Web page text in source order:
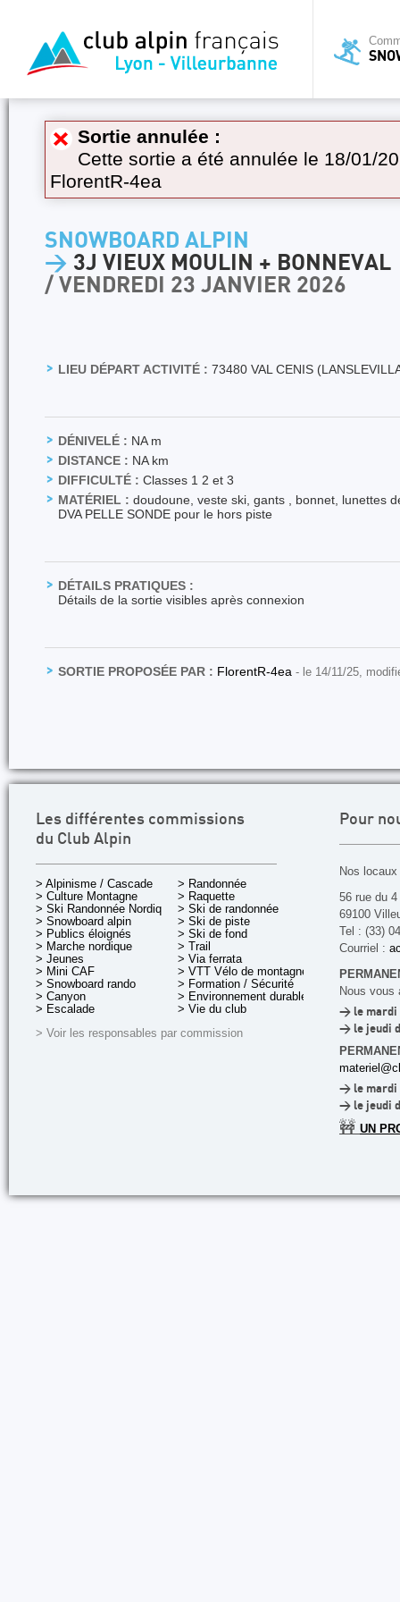
Sortie annulée :
Cette sortie a été annulée le 18/01/
FlorentR-4ea
SNOWBOARD ALPIN
> 3J VIEUX MOULIN + BONNEVAL
/ VENDREDI 23 JANVIER 2026
LIEU DÉPART ACTIVITÉ : 73480 VAL CENIS
DÉNIVELÉ : NA m
DISTANCE : NA km
DIFFICULTÉ : Classes 1 2 et 3
MATÉRIEL : doudoune, veste ski, gants , bonnet, lunettes
DVA PELLE SONDE pour le hors piste
DÉTAILS PRATIQUES :
Détails de la sortie visibles après connexion
SORTIE PROPOSÉE PAR : FlorentR-4ea - le 14/11/25,
Les différentes commissions
du Club Alpin
> Alpinisme / Cascade
> Culture Montagne
> Ski Randonnée Nordique
> Snowboard alpin
> Publics éloignés
> Marche nordique
> Jeunes
> Mini CAF
> Snowboard rando
> Canyon
> Escalade
> Randonnée
> Raquette
> Ski de randonnée
> Ski de piste
> Ski de fond
> Trail
> Via ferrata
> VTT Vélo de montagne
> Formation / Sécurité
> Environnement durable
> Vie du club
> Voir les responsables par commission
Pour
Nos
56 rue du
69100
Tel : (33)
Courriel :
Nous vous
> le mardi
> le jeudi
> le mardi
> le jeudi
🚧 UN